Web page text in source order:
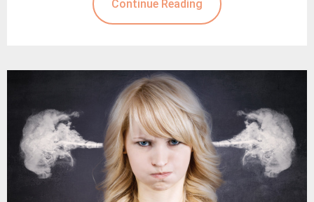
Continue Reading